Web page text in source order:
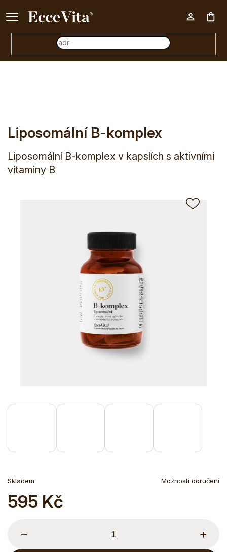
Ke každému nákupu nad 500 Kč dárek zdarma 📦
E-shop Liposomální B-komplex
Skladem Možnosti doručení
595 Kč
Měrná
cena:
+
−
Liposomální B-komplex
Liposomální B-komplex v kapslích s aktivními
vitaminy B